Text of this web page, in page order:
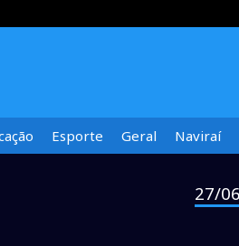
Esporte Geral Naviraí
27/